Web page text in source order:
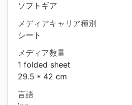
ソフトギア
メディアキャリア種別
シート
メディア数量
1 folded sheet
29.5 * 42 cm
言語